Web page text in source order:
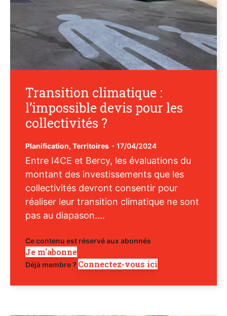
Transition climatique :
l’impossible devis pour les
collectivités ?
Planification, Territoires - 17/04/2024
Entre I4CE et Bercy, les évaluations du
montant des investissements que les
collectivités devront consentir pour
réaliser leur transition climatique ne sont
pas au diapason....
Ce contenu est réservé aux abonnés
Je m'abonne
Déjà membre ? Connectez-vous ici